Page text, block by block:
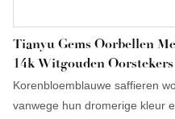
Tianyu Gems Oorbellen
14k Witgouden Oorstekers
Korenbloemblauwe saffieren
vanwege hun dromerige kleur